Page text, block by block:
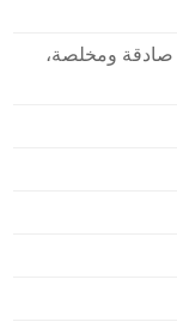
صادقة ومخلصة،